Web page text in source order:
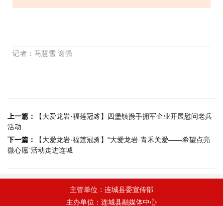
记者：马慧雪 谢强
上一篇：
【大爱龙岩·福莲冠豸】四堡镇携手拥军企业开展慰问老兵
活动
下一篇：
【大爱龙岩·福莲冠豸】“大爱龙岩·青禾关爱——希望点亮
微心愿”活动走进连城
主管单位：连城县委宣传部
主办单位：连城县融媒体中心